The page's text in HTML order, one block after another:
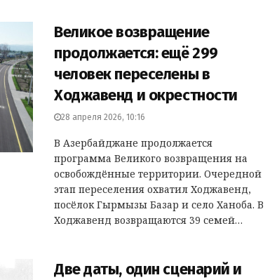
Великое возвращение
продолжается: ещё 299
человек переселены в
Ходжавенд и окрестности
28 апреля 2026, 10:16
В Азербайджане продолжается
программа Великого возвращения на
освобождённые территории. Очередной
этап переселения охватил Ходжавенд,
посёлок Гырмызы Базар и село Ханоба. В
Ходжавенд возвращаются 39 семей…
Две даты, один сценарий и